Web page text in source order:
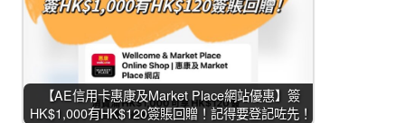
【AE信用卡惠康及Market Place網站優惠】簽
HK$1,000有HK$120簽賬回贈！記得要登記咗先！